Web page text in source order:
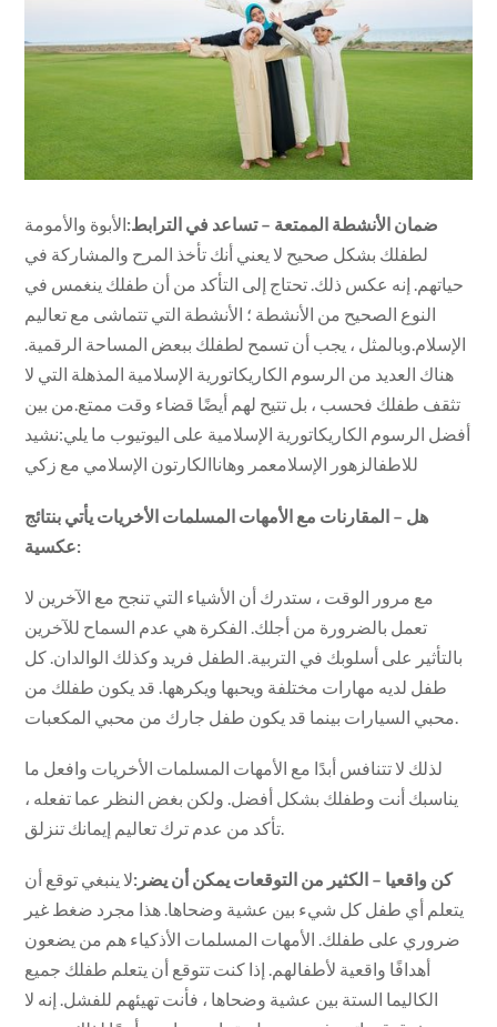
ضمان الأنشطة الممتعة – تساعد في الترابط:الأبوة والأمومة
لطفلك بشكل صحيح لا يعني أنك تأخذ المرح والمشاركة في
حياتهم. إنه عكس ذلك. تحتاج إلى التأكد من أن طفلك ينغمس في
النوع الصحيح من الأنشطة ؛ الأنشطة التي تتماشى مع تعاليم
الإسلام.وبالمثل ، يجب أن تسمح لطفلك ببعض المساحة الرقمية.
هناك العديد من الرسوم الكاريكاتورية الإسلامية المذهلة التي لا
تثقف طفلك فحسب ، بل تتيح لهم أيضًا قضاء وقت ممتع.من بين
أفضل الرسوم الكاريكاتورية الإسلامية على اليوتيوب ما يلي:نشيد
للاطفالزهور الإسلامعمر وهاناالكارتون الإسلامي مع زكي
هل – المقارنات مع الأمهات المسلمات الأخريات يأتي بنتائج
عكسية:
مع مرور الوقت ، ستدرك أن الأشياء التي تنجح مع الآخرين لا
تعمل بالضرورة من أجلك. الفكرة هي عدم السماح للآخرين
بالتأثير على أسلوبك في التربية. الطفل فريد وكذلك الوالدان. كل
طفل لديه مهارات مختلفة ويحبها ويكرهها. قد يكون طفلك من
محبي السيارات بينما قد يكون طفل جارك من محبي المكعبات.
لذلك لا تتنافس أبدًا مع الأمهات المسلمات الأخريات وافعل ما
يناسبك أنت وطفلك بشكل أفضل. ولكن بغض النظر عما تفعله ،
تأكد من عدم ترك تعاليم إيمانك تنزلق.
كن واقعيا – الكثير من التوقعات يمكن أن يضر:لا ينبغي توقع أن
يتعلم أي طفل كل شيء بين عشية وضحاها. هذا مجرد ضغط غير
ضروري على طفلك. الأمهات المسلمات الأذكياء هم من يضعون
أهدافًا واقعية لأطفالهم. إذا كنت تتوقع أن يتعلم طفلك جميع
الكاليما الستة بين عشية وضحاها ، فأنت تهيئهم للفشل. إنه لا